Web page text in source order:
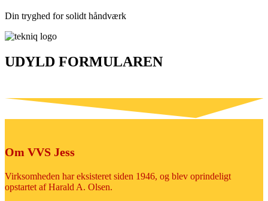
Din tryghed for solidt håndværk
UDYLD FORMULAREN
Om VVS Jess
Virksomheden har eksisteret siden 1946, og blev oprindeligt
opstartet af Harald A. Olsen.